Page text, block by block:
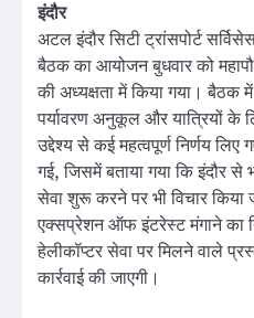
इंदौर
अटल इंदौर सिटी ट्रांसपोर्ट
बैठक का आयोजन बुधवार को
की अध्यक्षता में किया गया। बैठक
पर्यावरण अनुकूल और यात्रियों
उद्देश्य से कई महत्वपूर्ण निर्णय
गई, जिसमें बताया गया कि इंदौर
सेवा शुरू करने पर भी विचार
एक्सप्रेशन ऑफ इंटरेस्ट मंगाने का
हेलीकॉप्टर सेवा पर मिलने वाले
कार्रवाई की जाएगी।